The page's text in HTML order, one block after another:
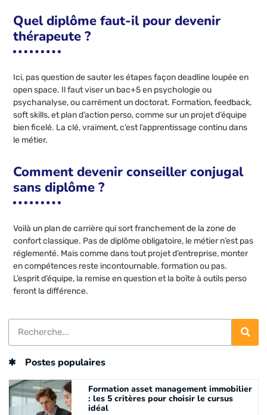
Quel diplôme faut-il pour devenir
thérapeute ?
Ici, pas question de sauter les étapes façon deadline loupée en
open space. Il faut viser un bac+5 en psychologie ou
psychanalyse, ou carrément un doctorat. Formation, feedback,
soft skills, et plan d’action perso, comme sur un projet d’équipe
bien ficelé. La clé, vraiment, c’est l’apprentissage continu dans
le métier.
Comment devenir conseiller conjugal
sans diplôme ?
Voilà un plan de carrière qui sort franchement de la zone de
confort classique. Pas de diplôme obligatoire, le métier n’est pas
réglementé. Mais comme dans tout projet d’entreprise, monter
en compétences reste incontournable, formation ou pas.
L’esprit d’équipe, la remise en question et la boîte à outils perso
feront la différence.
Postes populaires
Formation asset management immobilier
: les 5 critères pour choisir le cursus
idéal